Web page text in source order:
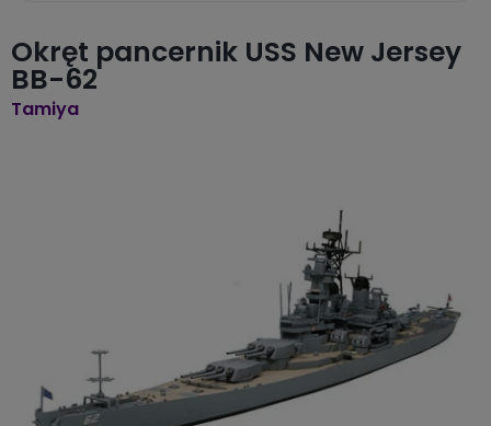
Okręt pancernik USS New Jersey
BB-62
Tamiya